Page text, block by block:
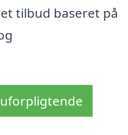
tilbud baseret på